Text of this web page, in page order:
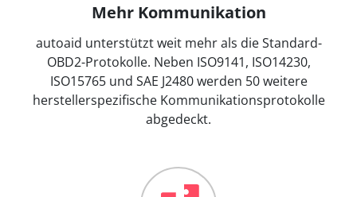
Mehr Kommunikation
autoaid unterstützt weit mehr als die Standard-
OBD2-Protokolle. Neben ISO9141, ISO14230,
ISO15765 und SAE J2480 werden 50 weitere
herstellerspezifische Kommunikationsprotokolle
abgedeckt.